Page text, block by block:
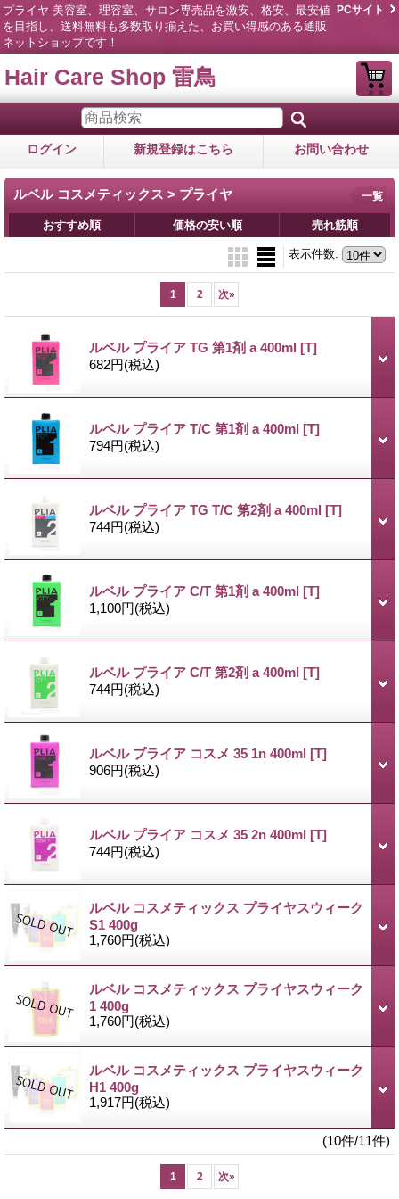
プライヤ 美容室、理容室、サロン専売品を激安、格安、最安値
を目指し、送料無料も多数取り揃えた、お買い得感のある通販
ネットショップです！
PCサイト
Hair Care Shop 雷鳥
ログイン 新規登録はこちら お問い合わせ
ルベル コスメティックス > プライヤ 一覧
おすすめ順 価格の安い順 売れ筋順
表示件数:
1 2 次»
ルベル プライア TG 第1剤 a 400ml [T]
682円(税込)
ルベル プライア T/C 第1剤 a 400ml [T]
794円(税込)
ルベル プライア TG T/C 第2剤 a 400ml [T]
744円(税込)
ルベル プライア C/T 第1剤 a 400ml [T]
1,100円(税込)
ルベル プライア C/T 第2剤 a 400ml [T]
744円(税込)
ルベル プライア コスメ 35 1n 400ml [T]
906円(税込)
ルベル プライア コスメ 35 2n 400ml [T]
744円(税込)
ルベル コスメティックス プライヤスウィーク
S1 400g
1,760円(税込)
ルベル コスメティックス プライヤスウィーク
1 400g
1,760円(税込)
ルベル コスメティックス プライヤスウィーク
H1 400g
1,917円(税込)
(10件/11件)
1 2 次»